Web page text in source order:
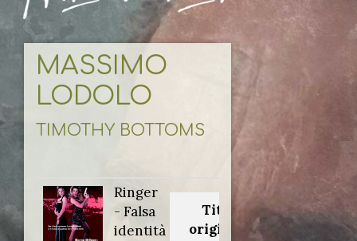
MASSIMO
LODOLO
TIMOTHY BOTTOMS
Ringer
- Falsa
identità
Titolo
originale: